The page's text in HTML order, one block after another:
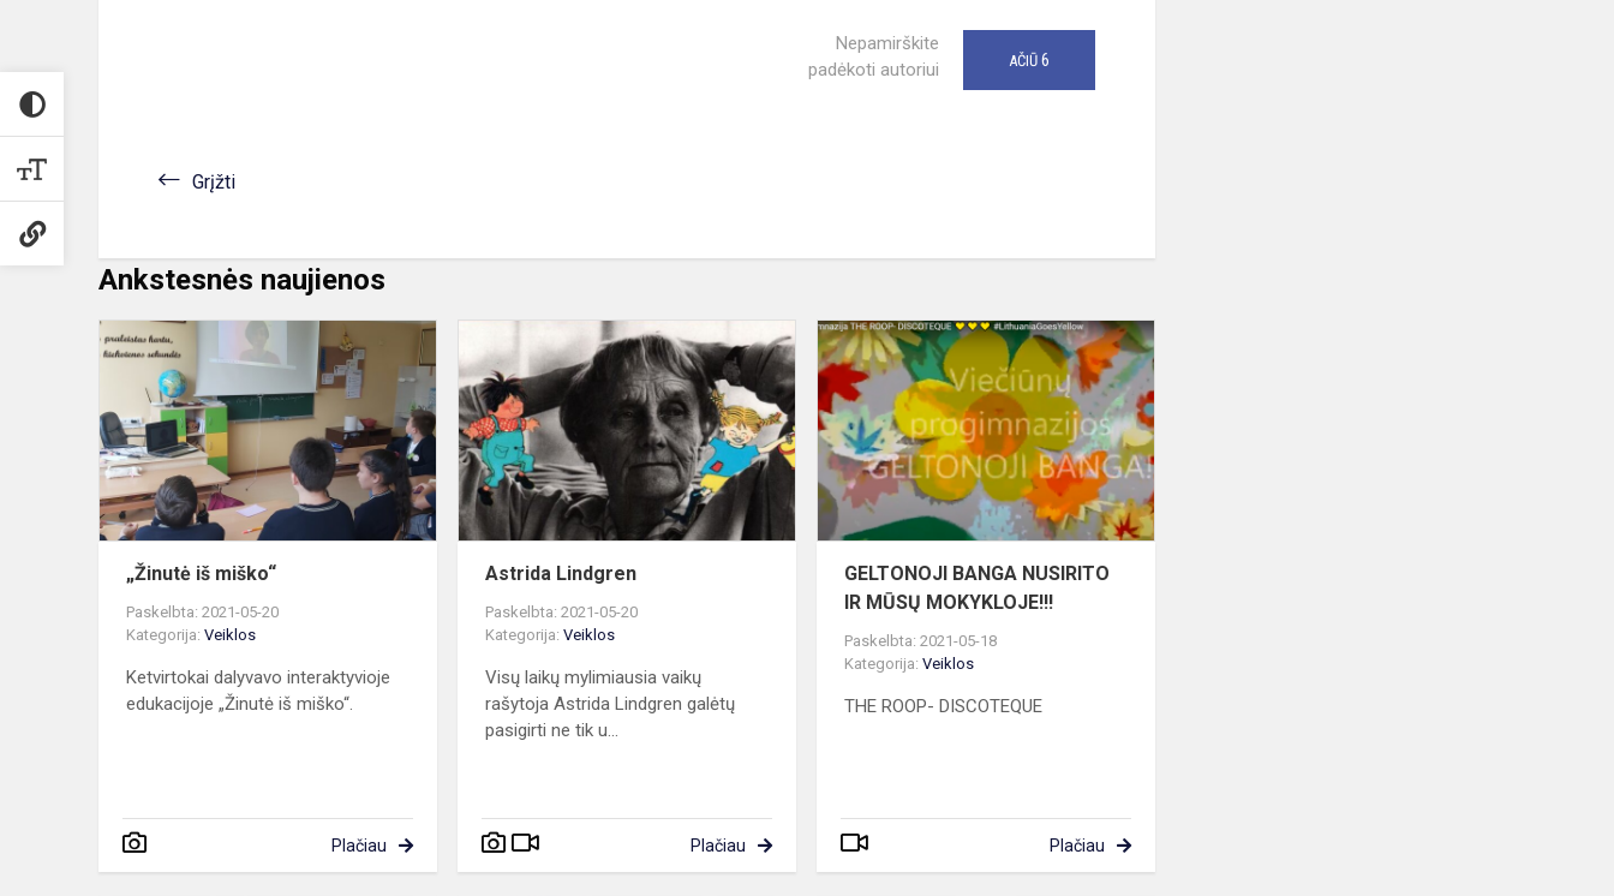
Nepamirškite
padėkoti autoriui
AČIŪ 6
Grįžti
Ankstesnės naujienos
„Žinutė
iš
miško“
„Žinutė iš miško“
Paskelbta: 2021-05-20
Kategorija: Veiklos
Ketvirtokai dalyvavo interaktyvioje
edukacijoje „Žinutė iš miško“.
Plačiau
Astrida
Lindgren
Astrida Lindgren
Paskelbta: 2021-05-20
Kategorija:Veiklos
Visų laikų mylimiausia vaikų
rašytoja Astrida Lindgren galėtų
pasigirti ne tik u...
Plačiau
GELTONOJI
BANGA
NUSIRITO
IR
MŪSŲ
MOKYKLOJE!!!
GELTONOJI BANGA NUSIRITO
IR MŪSŲ MOKYKLOJE!!!
Paskelbta: 2021-05-18
Kategorija:Veiklos
THE ROOP- DISCOTEQUE
Plačiau